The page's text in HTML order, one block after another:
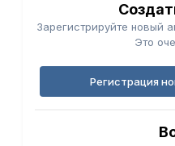
Зарегистрируйте новый
Это
Регистрация